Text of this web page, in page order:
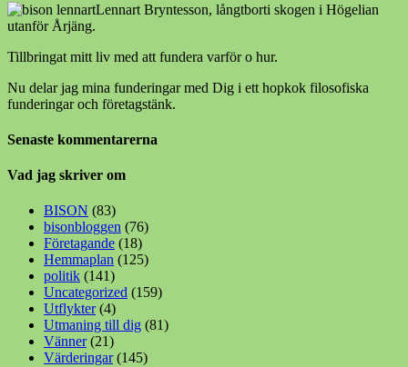
Lennart Bryntesson, långtborti skogen i Högelian
utanför Årjäng.
Tillbringat mitt liv med att fundera varför o hur.
Nu delar jag mina funderingar med Dig i ett hopkok filosofiska
funderingar och företagstänk.
Senaste kommentarerna
Vad jag skriver om
BISON (83)
bisonbloggen (76)
Företagande (18)
Hemmaplan (125)
politik (141)
Uncategorized (159)
Utflykter(4)
Utmaning till dig (81)
Vänner(21)
Värderingar(145)